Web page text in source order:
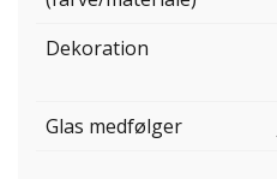
Dekoration
Glas medfølger